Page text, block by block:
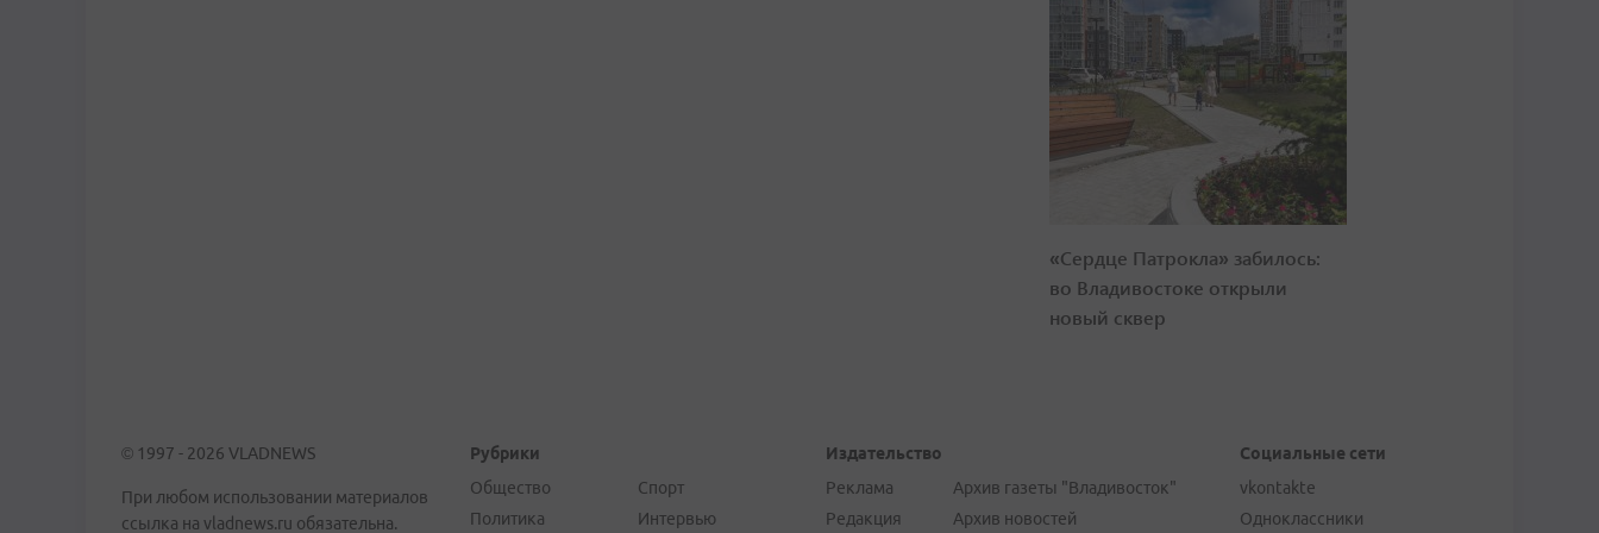
«Сердце Патрокла» забилось:
во Владивостоке открыли
новый сквер
© 1997 - 2026 VLADNEWS
При любом использовании материалов
ссылка на vladnews.ru обязательна.
Рубрики
Общество
Политика
Спорт
Интервью
Издательство
Реклама
Редакция
Архив газеты "Владивосток"
Архив новостей
Социальные сети
vkontakte
Одноклассники